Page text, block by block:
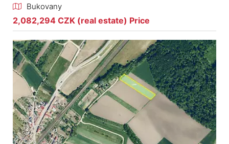
Bukovany
2,082,294 CZK (real estate) Price